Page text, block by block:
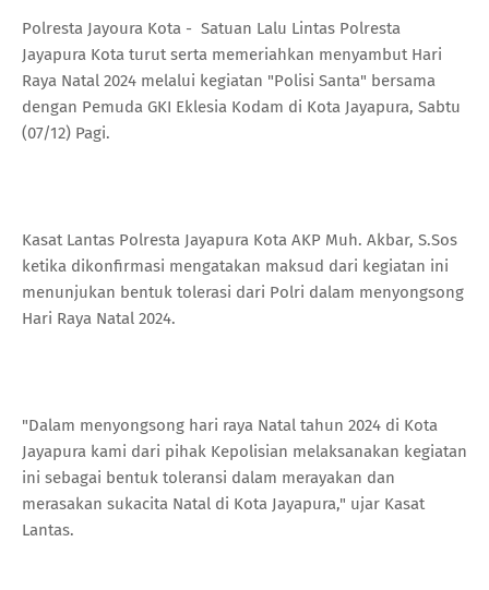
Polresta Jayoura Kota - Satuan Lalu Lintas Polresta
Jayapura Kota turut serta memeriahkan menyambut Hari
Raya Natal 2024 melalui kegiatan "Polisi Santa" bersama
dengan Pemuda GKI Eklesia Kodam di Kota Jayapura, Sabtu
(07/12) Pagi.
Kasat Lantas Polresta Jayapura Kota AKP Muh. Akbar, S.Sos
ketika dikonfirmasi mengatakan maksud dari kegiatan ini
menunjukan bentuk tolerasi dari Polri dalam menyongsong
Hari Raya Natal 2024.
"Dalam menyongsong hari raya Natal tahun 2024 di Kota
Jayapura kami dari pihak Kepolisian melaksanakan kegiatan
ini sebagai bentuk toleransi dalam merayakan dan
merasakan sukacita Natal di Kota Jayapura," ujar Kasat
Lantas.